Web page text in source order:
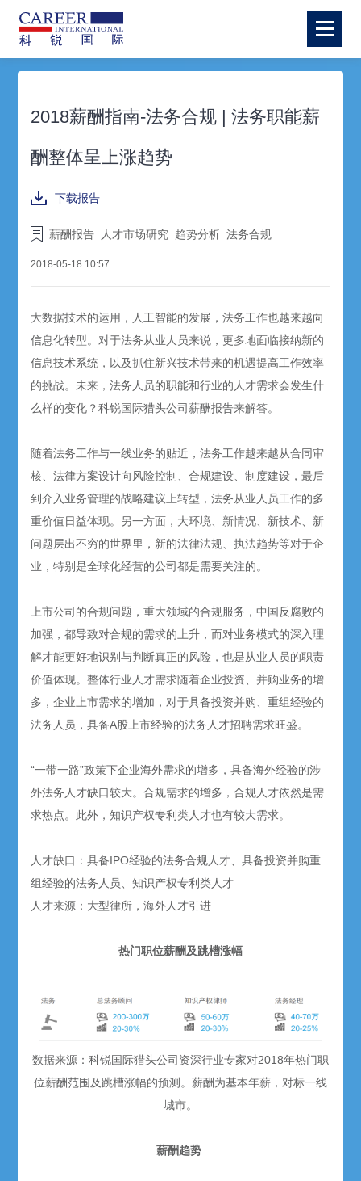
2018薪酬指南-法务合规 | 法务职能薪
酬整体呈上涨趋势
下载报告
薪酬报告 人才市场研究 趋势分析 法务合规
2018-05-18 10:57
大数据技术的运用，人工智能的发展，法务工作也越来越向
信息化转型。对于法务从业人员来说，更多地面临接纳新的
信息技术系统，以及抓住新兴技术带来的机遇提高工作效率
的挑战。未来，法务人员的职能和行业的人才需求会发生什
么样的变化？科锐国际猎头公司薪酬报告来解答。
随着法务工作与一线业务的贴近，法务工作越来越从合同审
核、法律方案设计向风险控制、合规建设、制度建设，最后
到介入业务管理的战略建议上转型，法务从业人员工作的多
重价值日益体现。另一方面，大环境、新情况、新技术、新
问题层出不穷的世界里，新的法律法规、执法趋势等对于企
业，特别是全球化经营的公司都是需要关注的。
上市公司的合规问题，重大领域的合规服务，中国反腐败的
加强，都导致对合规的需求的上升，而对业务模式的深入理
解才能更好地识别与判断真正的风险，也是从业人员的职责
价值体现。整体行业人才需求随着企业投资、并购业务的增
多，企业上市需求的增加，对于具备投资并购、重组经验的
法务人员，具备A股上市经验的法务人才招聘需求旺盛。
“一带一路”政策下企业海外需求的增多，具备海外经验的涉
外法务人才缺口较大。合规需求的增多，合规人才依然是需
求热点。此外，知识产权专利类人才也有较大需求。
人才缺口：具备IPO经验的法务合规人才、具备投资并购重
组经验的法务人员、知识产权专利类人才
人才来源：大型律所，海外人才引进
热门职位薪酬及跳槽涨幅
数据来源：科锐国际猎头公司资深行业专家对2018年热门职
位薪酬范围及跳槽涨幅的预测。薪酬为基本年薪，对标一线
城市。
薪酬趋势